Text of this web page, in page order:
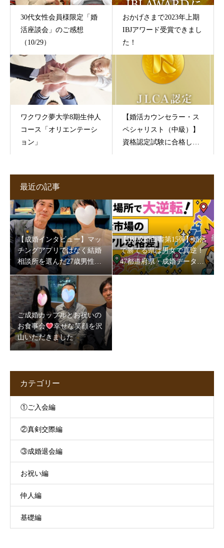
30代女性会員様限定「婚
活座談会」のご感想
（10/29）
おかげさまで2023年上期
IBJアワード受賞できまし
た！
ワクワク夢大学8期生仲人
コース「オリエンテーシ
ョン」
【婚活カウンセラー・ス
ペシャリスト（中級）】
資格認定試験に合格しま
最近の記事
【成婚インタビュー】マッ
チングアプリではなく結婚
相談所を選んだ27歳男性。
5か月半で成婚できた理由
とは
【IBJ成婚白書第15弾】婚活
で勝てる県は男女で真逆！
47都道府県・成婚データが
映す“地域の素顔”
ご成婚カップルとお祝いの
お食事会
幸せな笑顔を沢
山いただきました
カテゴリー
①ご入会編
②真剣交際編
③成婚退会編
お祝い編
仲人編
基礎編